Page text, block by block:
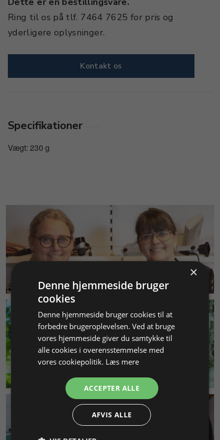
Ring til os på tlf. 7464 7625 for pris og
yderligere oplysninger.
Kontakt os
Specifikationer
Vægt: 230 g
×
Denne hjemmeside bruger
cookies
Denne hjemmeside bruger cookies til at
forbedre brugeroplevelsen. Ved at bruge
vores hjemmeside giver du samtykke til
alle cookies i overensstemmelse med
vores cookiepolitik. Læs mere
ACCEPTER ALLE
AFVIS ALLE